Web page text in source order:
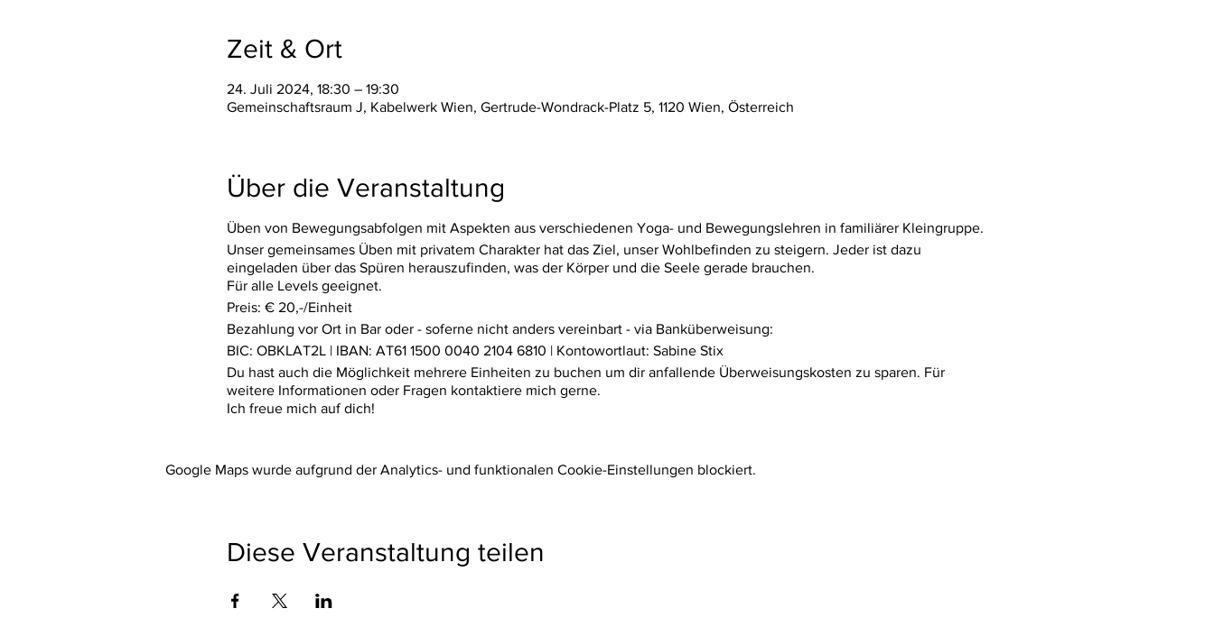
Zeit & Ort
24. Juli 2024, 18:30 – 19:30
Gemeinschaftsraum J, Kabelwerk Wien, Gertrude-Wondrack-Platz 5, 1120 Wien, Österreich
Über die Veranstaltung
Üben von Bewegungsabfolgen mit Aspekten aus verschiedenen Yoga- und Bewegungslehren in familiärer Kleingruppe.
Unser gemeinsames Üben mit privatem Charakter hat das Ziel, unser Wohlbefinden zu steigern. Jeder ist dazu
eingeladen über das Spüren herauszufinden, was der Körper und die Seele gerade brauchen.
Für alle Levels geeignet.
Preis: € 20,-/Einheit
Bezahlung vor Ort in Bar oder - soferne nicht anders vereinbart - via Banküberweisung:
BIC: OBKLAT2L | IBAN: AT61 1500 0040 2104 6810 | Kontowortlaut: Sabine Stix
Du hast auch die Möglichkeit mehrere Einheiten zu buchen um dir anfallende Überweisungskosten zu sparen. Für
weitere Informationen oder Fragen kontaktiere mich gerne.
Ich freue mich auf dich!
Google Maps wurde aufgrund der Analytics- und funktionalen Cookie-Einstellungen blockiert.
Diese Veranstaltung teilen